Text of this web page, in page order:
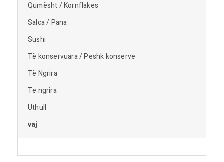
Qumësht / Kornflakes
Salca / Pana
Sushi
Të konservuara / Peshk konserve
Të Ngrira
Te ngrira
Uthull
vaj